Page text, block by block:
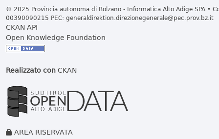
© 2025 Provincia autonoma di Bolzano - Informatica Alto Adige SPA •
00390090215 PEC: generaldirektion.direzionegenerale@pec.prov.bz.it
CKAN API
Open Knowledge Foundation
Realizzato conCKAN
AREA RISERVATA